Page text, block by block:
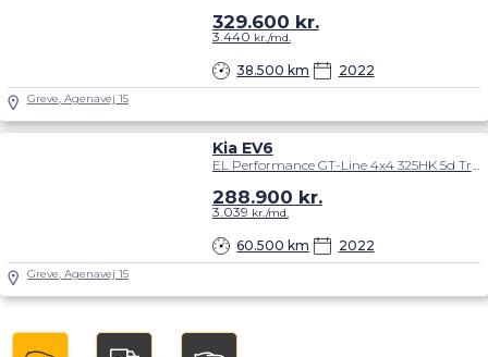
38.500 km 2022
329.600 kr.
3.440 kr./md.
Greve, Agenavej 15
Kia EV6
EL Performance GT-Line 4x4 325HK 5d Trinl. Gear
60.500 km 2022
288.900 kr.
3.039 kr./md.
Greve, Agenavej 15